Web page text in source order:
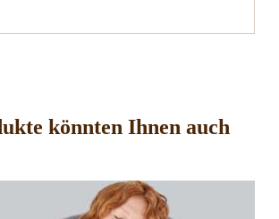
könnten Ihnen auch